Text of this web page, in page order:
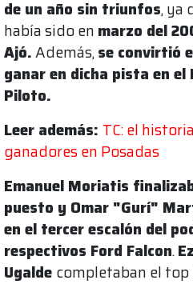
de un año sin triunfos, ya
había sido en marzo del
Ajó.Además,se convirtió
ganar en dicha pista en el
Piloto.
Leer además: TC: el
ganadores en Posadas
Emanuel Moriatis
puesto y Omar "Gurí"
en el tercer escalón del
respectivos Ford Falcon.
Ugalde completaban el top